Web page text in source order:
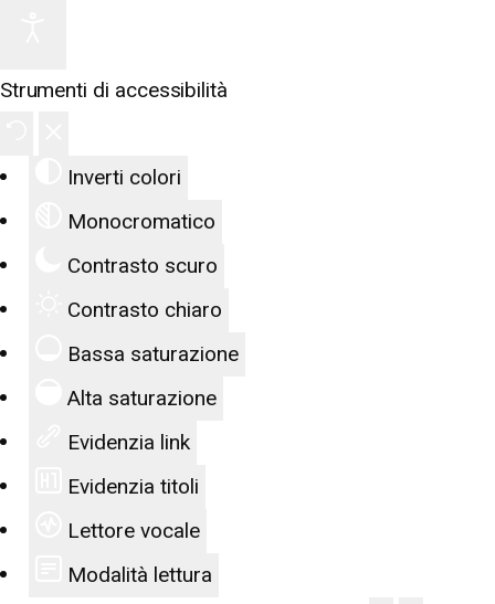
Strumenti di accessibilità
Inverti colori
Monocromatico
Contrasto scuro
Contrasto chiaro
Bassa saturazione
Alta saturazione
Evidenzia link
Evidenzia titoli
Lettore vocale
Modalità lettura